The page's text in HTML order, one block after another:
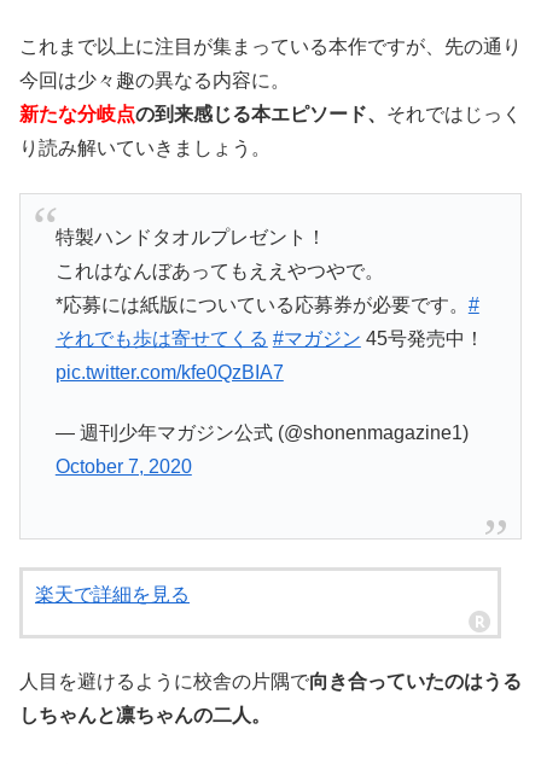
これまで以上に注目が集まっている本作ですが、先の通り
今回は少々趣の異なる内容に。
新たな分岐点の到来感じる本エピソード、 それではじっく
り読み解いていきましょう。
特製ハンドタオルプレゼント！
これはなんぼあってもええやつやで。
*応募には紙版についている応募券が必要です。 #
それでも歩は寄せてくる #マガジン 45号発売中！
pic.twitter.com/kfe0QzBIA7
— 週刊少年マガジン公式 (@shonenmagazine1)
October 7, 2020
楽天で詳細を見る
人目を避けるように校舎の片隅で向き合っていたのはうる
しちゃんと凛ちゃんの二人。